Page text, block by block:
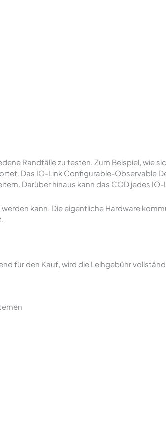
Randfälle zu testen. Zum Beispiel, wie
Das IO-Link Configurable-Observable
Darüber hinaus kann das COD jedes IO-
kann. Die eigentliche Hardware
für den Kauf, wird die Leihgebühr